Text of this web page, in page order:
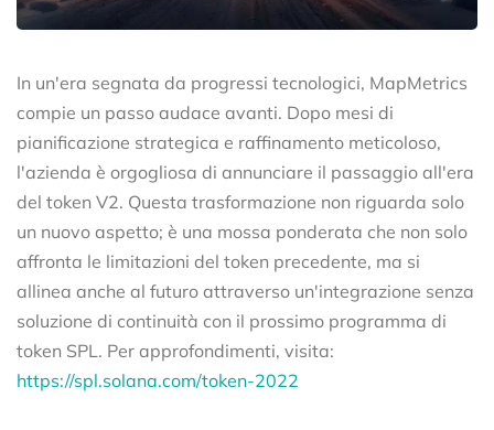
In un'era segnata da progressi tecnologici, MapMetrics
compie un passo audace avanti. Dopo mesi di
pianificazione strategica e raffinamento meticoloso,
l'azienda è orgogliosa di annunciare il passaggio all'era
del token V2. Questa trasformazione non riguarda solo
un nuovo aspetto; è una mossa ponderata che non solo
affronta le limitazioni del token precedente, ma si
allinea anche al futuro attraverso un'integrazione senza
soluzione di continuità con il prossimo programma di
token SPL. Per approfondimenti, visita:
https://spl.solana.com/token-2022